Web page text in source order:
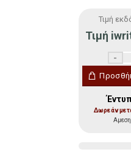
Τιμή
Τιμή
Το
Δωρεάν